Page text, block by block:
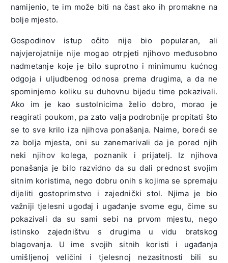
namijenio, te im može biti na čast ako ih promakne na
bolje mjesto.
Gospodinov istup očito nije bio popularan, ali
najvjerojatnije nije mogao otrpjeti njihovo međusobno
nadmetanje koje je bilo suprotno i minimumu kućnog
odgoja i uljudbenog odnosa prema drugima, a da ne
spominjemo koliku su duhovnu bijedu time pokazivali.
Ako im je kao sustolnicima želio dobro, morao je
reagirati poukom, pa zato valja podrobnije propitati što
se to sve krilo iza njihova ponašanja. Naime, boreći se
za bolja mjesta, oni su zanemarivali da je pored njih
neki njihov kolega, poznanik i prijatelj. Iz njihova
ponašanja je bilo razvidno da su dali prednost svojim
sitnim koristima, nego dobru onih s kojima se spremaju
dijeliti gostoprimstvo i zajednički stol. Njima je bio
važniji tjelesni ugođaj i ugađanje svome egu, čime su
pokazivali da su sami sebi na prvom mjestu, nego
istinsko zajedništvu s drugima u vidu bratskog
blagovanja. U ime svojih sitnih koristi i ugađanja
umišljenoj veličini i tjelesnoj nezasitnosti bili su